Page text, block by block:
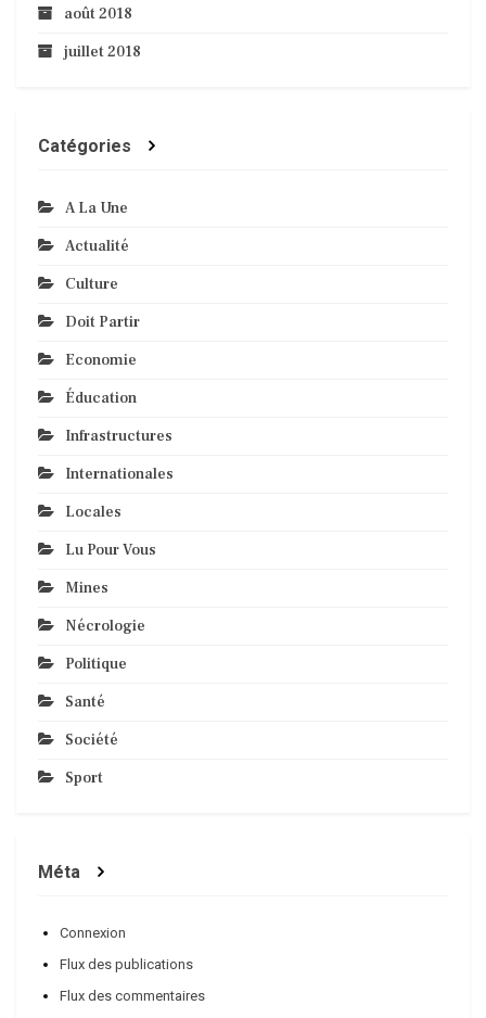
août 2018
juillet 2018
Catégories
A La Une
Actualité
Culture
Doit Partir
Economie
Éducation
Infrastructures
Internationales
Locales
Lu Pour Vous
Mines
Nécrologie
Politique
Santé
Société
Sport
Méta
Connexion
Flux des publications
Flux des commentaires